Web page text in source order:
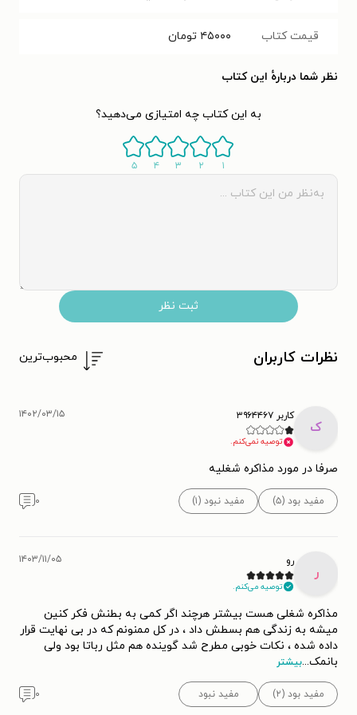
قیمت کتاب ۴۵۰۰۰ تومان
نظر شما دربارهٔ این کتاب
به این کتاب چه امتیازی می‌دهید؟
۱ ۲ ۳ ۴ ۵
ثبت نظر
نظرات کاربران محبوب‌ترین
ک
کاربر ۳۹۶۴۴۶۷
توصیه نمی‌کنم.
۱۴۰۲/۰۳/۱۵
صرفا در مورد مذاکره شغلیه
مفید بود (۵) مفید نبود (۱) ۰
ر
رو
توصیه می‌کنم.
۱۴۰۳/۱۱/۰۵
مذاکره شغلی هست بیشتر هرچند اگر کمی به بطنش فکر کنین
میشه به زندگی هم بسطش داد ، در کل ممنونم که در بی نهایت قرار
داده شده ، نکات خوبی مطرح شد گوینده هم مثل رباتا بود ولی
بانمک...بیشتر
مفید بود (۲) مفید نبود ۰